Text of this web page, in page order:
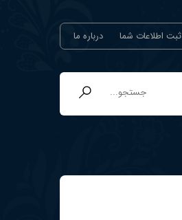
ثبت اطلاعات شما درباره ما